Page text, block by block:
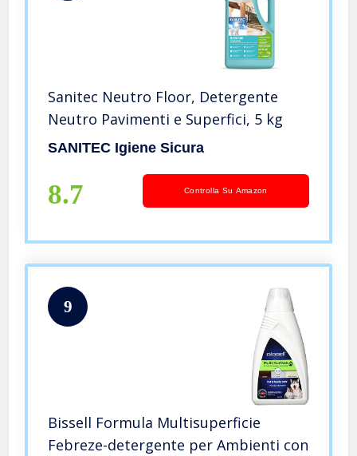
Sanitec Neutro Floor, Detergente
Neutro Pavimenti e Superfici, 5 kg
SANITEC Igiene Sicura
8.7 Controlla Su Amazon
9
Bissell Formula Multisuperficie
Febreze-detergente per Ambienti con